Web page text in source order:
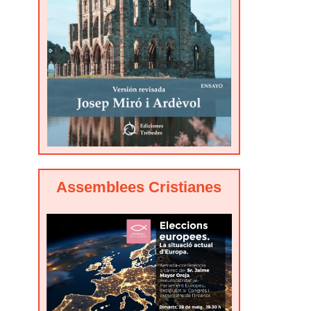
Assemblees Cristianes